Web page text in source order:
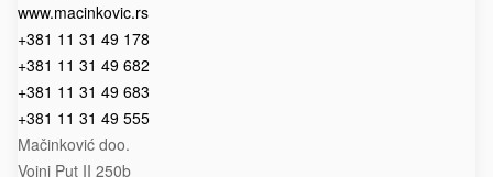
www.macinkovic.rs
+381 11 31 49 178
+381 11 31 49 682
+381 11 31 49 683
+381 11 31 49 555
Mačinković doo.
Vojni Put II 250b